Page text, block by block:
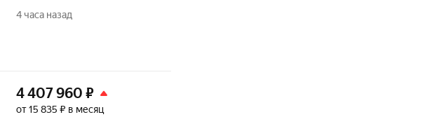
4 часа назад
4 407 960 ₽
от 15 835 ₽ в месяц